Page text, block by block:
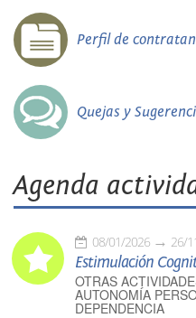
Perfil de
Quejas y
Agenda
08/01/2026 26/
Estimulación
OTRAS
AUTONOMÍA
DEPENDENCIA